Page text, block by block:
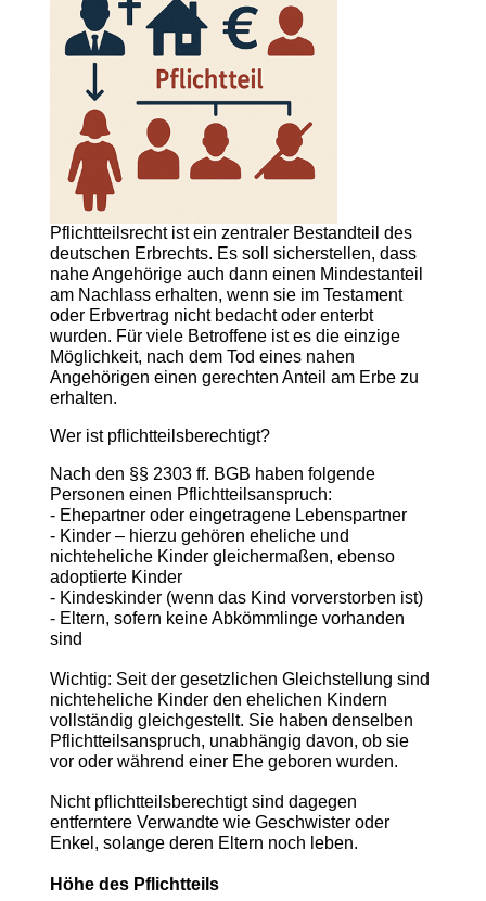
Pflichtteilsrecht ist ein zentraler Bestandteil des
deutschen Erbrechts. Es soll sicherstellen, dass
nahe Angehörige auch dann einen Mindestanteil
am Nachlass erhalten, wenn sie im Testament
oder Erbvertrag nicht bedacht oder enterbt
wurden. Für viele Betroffene ist es die einzige
Möglichkeit, nach dem Tod eines nahen
Angehörigen einen gerechten Anteil am Erbe zu
erhalten.
Wer ist pflichtteilsberechtigt?
Nach den §§ 2303 ff. BGB haben folgende
Personen einen Pflichtteilsanspruch:
- Ehepartner oder eingetragene Lebenspartner
- Kinder – hierzu gehören eheliche und
nichteheliche Kinder gleichermaßen, ebenso
adoptierte Kinder
- Kindeskinder (wenn das Kind vorverstorben ist)
- Eltern, sofern keine Abkömmlinge vorhanden
sind
Wichtig: Seit der gesetzlichen Gleichstellung sind
nichteheliche Kinder den ehelichen Kindern
vollständig gleichgestellt. Sie haben denselben
Pflichtteilsanspruch, unabhängig davon, ob sie
vor oder während einer Ehe geboren wurden.
Nicht pflichtteilsberechtigt sind dagegen
entferntere Verwandte wie Geschwister oder
Enkel, solange deren Eltern noch leben.
Höhe des Pflichtteils